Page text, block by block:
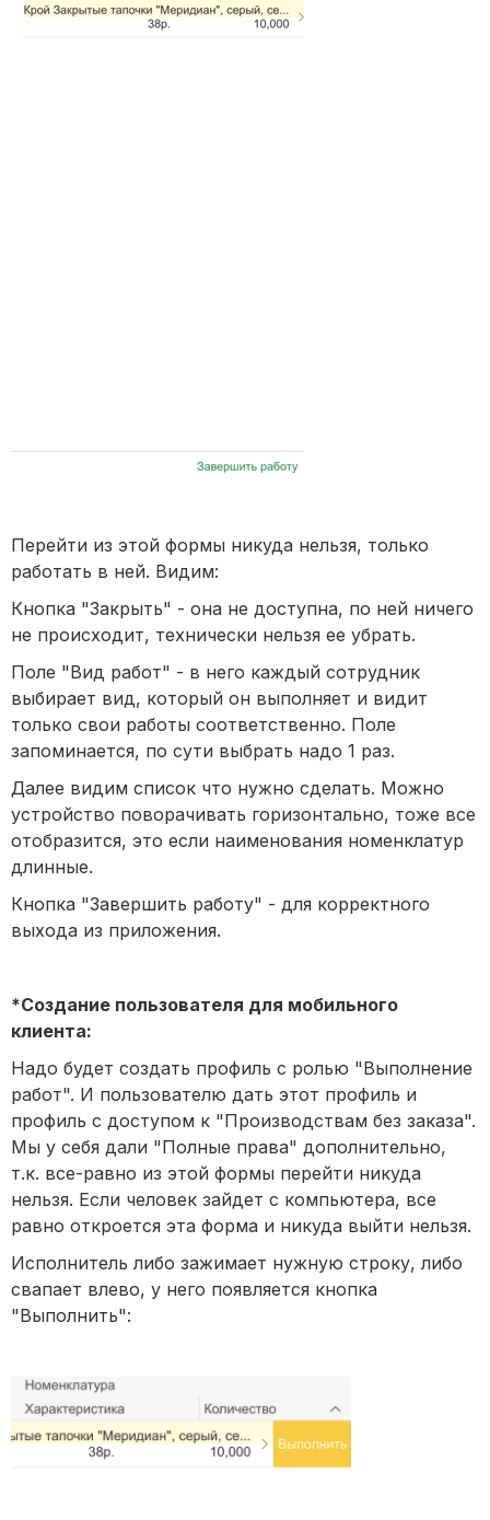
Перейти из этой формы никуда нельзя, только
работать в ней. Видим:
Кнопка "Закрыть" - она не доступна, по ней ничего
не происходит, технически нельзя ее убрать.
Поле "Вид работ" - в него каждый сотрудник
выбирает вид, который он выполняет и видит
только свои работы соответственно. Поле
запоминается, по сути выбрать надо 1 раз.
Далее видим список что нужно сделать. Можно
устройство поворачивать горизонтально, тоже все
отобразится, это если наименования номенклатур
длинные.
Кнопка "Завершить работу" - для корректного
выхода из приложения.
*Создание пользователя для мобильного
клиента:
Надо будет создать профиль с ролью "Выполнение
работ". И пользователю дать этот профиль и
профиль с доступом к "Производствам без заказа".
Мы у себя дали "Полные права" дополнительно,
т.к. все-равно из этой формы перейти никуда
нельзя. Если человек зайдет с компьютера, все
равно откроется эта форма и никуда выйти нельзя.
Исполнитель либо зажимает нужную строку, либо
свапает влево, у него появляется кнопка
"Выполнить":